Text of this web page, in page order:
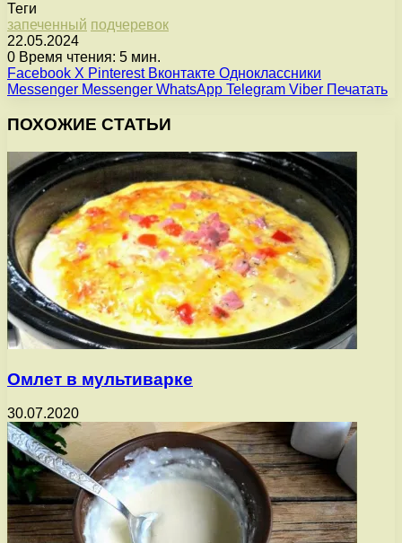
Теги
запеченный подчеревок
22.05.2024
0 Время чтения: 5 мин.
Facebook X Pinterest Вконтакте Одноклассники
Messenger Messenger WhatsApp Telegram Viber Печатать
ПОХОЖИЕ СТАТЬИ
Омлет в мультиварке
30.07.2020